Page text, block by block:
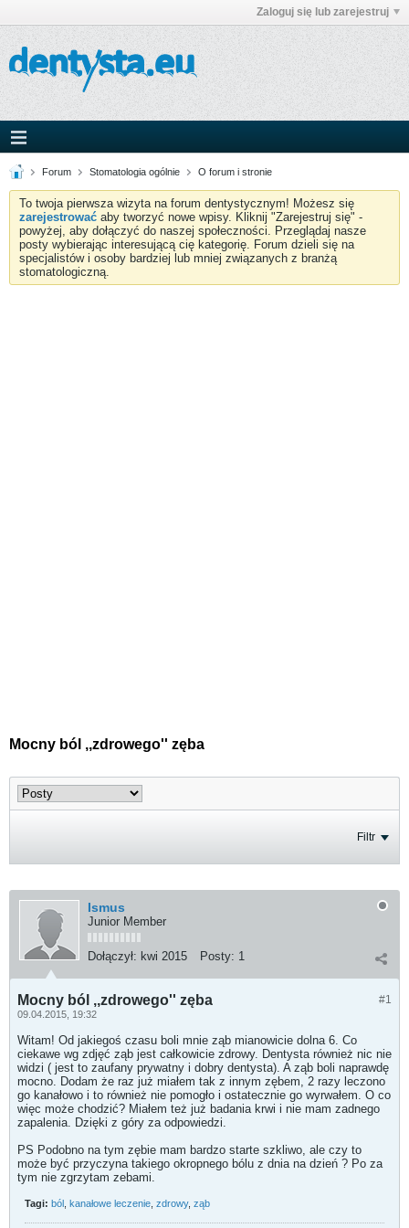
Zaloguj się lub zarejestruj
Forum Stomatologia ogólnie O forum i stronie
To twoja pierwsza wizyta na forum dentystycznym! Możesz się
zarejestrować aby tworzyć nowe wpisy. Kliknij "Zarejestruj się" -
powyżej, aby dołączyć do naszej społeczności. Przeglądaj nasze
posty wybierając interesującą cię kategorię. Forum dzieli się na
specjalistów i osoby bardziej lub mniej związanych z branżą
stomatologiczną.
Mocny ból ,,zdrowego'' zęba
Filtr
Ismus
Junior Member
Dołączył: kwi 2015 Posty: 1
#1
Mocny ból ,,zdrowego'' zęba
09.04.2015, 19:32
Witam! Od jakiegoś czasu boli mnie ząb mianowicie dolna 6. Co
ciekawe wg zdjęć ząb jest całkowicie zdrowy. Dentysta również nic nie
widzi ( jest to zaufany prywatny i dobry dentysta). A ząb boli naprawdę
mocno. Dodam że raz już miałem tak z innym zębem, 2 razy leczono
go kanałowo i to również nie pomogło i ostatecznie go wyrwałem. O co
więc może chodzić? Miałem też już badania krwi i nie mam zadnego
zapalenia. Dzięki z góry za odpowiedzi.
PS Podobno na tym zębie mam bardzo starte szkliwo, ale czy to
może być przyczyna takiego okropnego bólu z dnia na dzień ? Po za
tym nie zgrzytam zebami.
Tagi: ból kanałowe leczenie zdrowy, ząb